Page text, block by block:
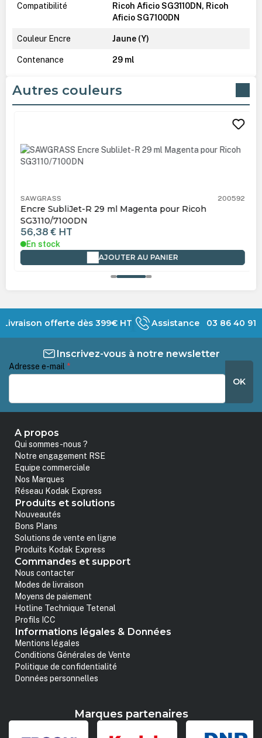
Compatibilité
Ricoh Aficio SG3110DN, Ricoh
Aficio SG7100DN
Couleur Encre Jaune (Y)
Contenance 29 ml
Autres couleurs
SAWGRASS 200592
Encre SubliJet-R 29 ml Magenta pour Ricoh
SG3110/7100DN
56,38 € HT
En stock
AJOUTER AU PANIER
Livraison offerte dès 399€ HT Assistance 03 86 40 91
Inscrivez-vous à notre newsletter
Adresse e-mail *
OK
A propos
Qui sommes-nous ?
Notre engagement RSE
Equipe commerciale
Nos Marques
Réseau Kodak Express
Produits et solutions
Nouveautés
Bons Plans
Solutions de vente en ligne
Produits Kodak Express
Commandes et support
Nous contacter
Modes de livraison
Moyens de paiement
Hotline Technique Tetenal
Profils ICC
Informations légales & Données
Mentions légales
Conditions Générales de Vente
Politique de confidentialité
Données personnelles
Marques partenaires